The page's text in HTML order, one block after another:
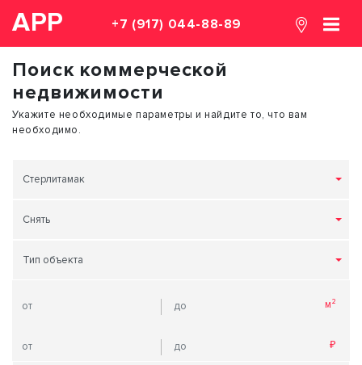
АРР +7 (917) 044-88-89
Поиск коммерческой
недвижимости
Укажите необходимые параметры и найдите то, что вам
необходимо.
Стерлитамак
Снять
Тип объекта